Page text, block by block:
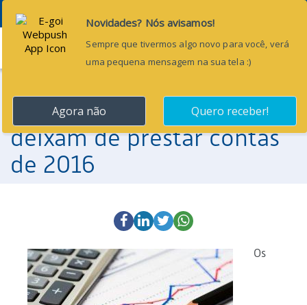
Menu
38 municípios do Ceará
deixam de prestar contas
de 2016
Os